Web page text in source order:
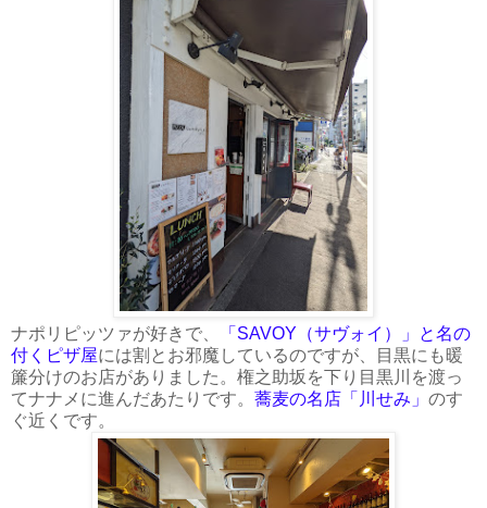
ナポリピッツァが好きで、
「SAVOY（サヴォイ）」と名の
付くピザ屋には割とお邪魔しているのですが、目黒にも暖
簾分けのお店がありました。権之助坂を下り目黒川を渡っ
てナナメに進んだあたりです。 蕎麦の名店「川せみ」 のす
ぐ近くです。